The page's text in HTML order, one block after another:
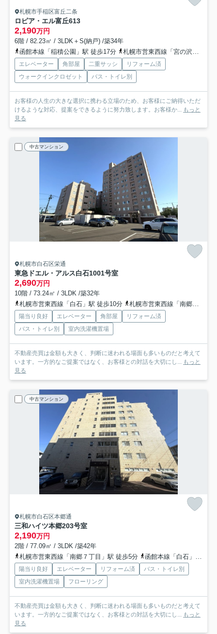
札幌市手稲区富丘二条
ロピア・エル富丘613
2,190万円
6階 / 82.23㎡ / 3LDK＋S(納戸) /築34年
函館本線「稲積公園」駅 徒歩17分
札幌市営東西線「宮の沢」駅 徒歩32分
エレベーター 角部屋 二重サッシ
リフォーム済
ウォークインクロゼット
バス・トイレ別
お客様の人生の大きな選択に携わる立場のため、お客様にご納得いただ
けるような対応、提案をできるように努力致します。お客様か... もっと
見る
中古マンション
札幌市白石区栄通
東急ドエル・アルス白石1001号室
2,690万円
10階 / 73.24㎡ / 3LDK /築32年
札幌市営東西線「白石」駅 徒歩10分
札幌市営東西線「南郷７丁目」駅 徒歩16分
陽当り良好 エレベーター 角部屋
リフォーム済
バス・トイレ別
室内洗濯機置場
不動産売買は金額も大きく、判断に迷われる場面も多いものだと考えて
います。一方的なご提案ではなく、お客様との対話を大切にし... もっと
見る
中古マンション
札幌市白石区本郷通
三和ハイツ本郷203号室
2,190万円
2階 / 77.09㎡ / 3LDK /築42年
札幌市営東西線「南郷７丁目」駅 徒歩5分
函館本線「白石」駅 バス14分 北海道中央バス「南郷7丁目」 停歩8分
陽当り良好 エレベーター リフォーム済
バス・トイレ別
室内洗濯機置場
フローリング
不動産売買は金額も大きく、判断に迷われる場面も多いものだと考えて
います。一方的なご提案ではなく、お客様との対話を大切にし...
もっと
見る